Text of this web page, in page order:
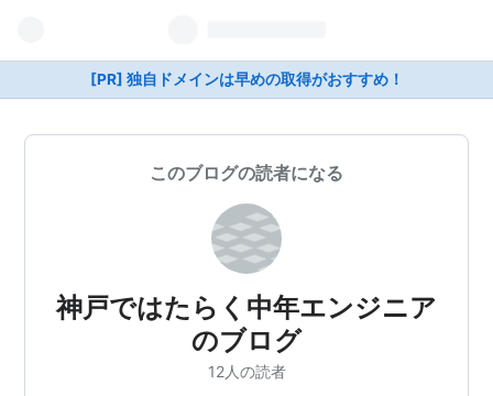
[PR] 独自ドメインは早めの取得がおすすめ！
このブログの読者になる
神戸ではたらく中年エンジニア
のブログ
12人の読者